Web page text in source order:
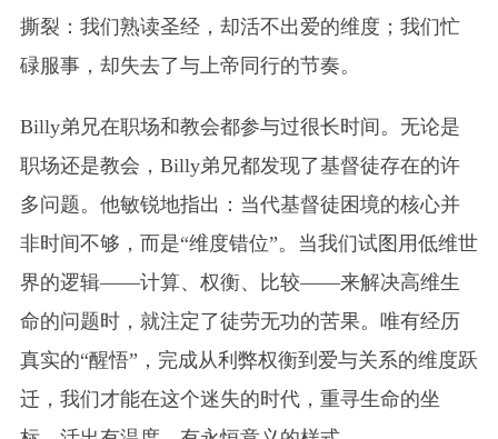
撕裂：我们熟读圣经，却活不出爱的维度；我们忙
碌服事，却失去了与上帝同行的节奏。
Billy弟兄在职场和教会都参与过很长时间。无论是
职场还是教会，Billy弟兄都发现了基督徒存在的许
多问题。他敏锐地指出：当代基督徒困境的核心并
非时间不够，而是“维度错位”。当我们试图用低维世
界的逻辑——计算、权衡、比较——来解决高维生
命的问题时，就注定了徒劳无功的苦果。唯有经历
真实的“醒悟”，完成从利弊权衡到爱与关系的维度跃
迁，我们才能在这个迷失的时代，重寻生命的坐